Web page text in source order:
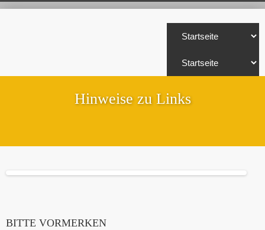
Hinweise zu Links
BITTE VORMERKEN